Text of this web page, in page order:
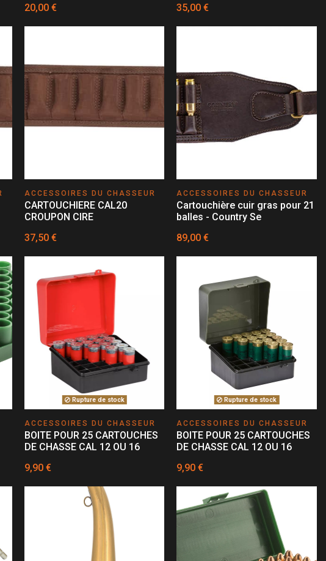
20,00 €
35,00 €
ACCESSOIRES DU CHASSEUR
CARTOUCHIERE CAL20
CROUPON CIRE
37,50 €
ACCESSOIRES DU CHASSEUR
Cartouchière cuir gras pour 21
balles - Country Se
89,00 €
Rupture de stock
ACCESSOIRES DU CHASSEUR
BOITE POUR 25 CARTOUCHES
DE CHASSE CAL 12 OU 16
9,90 €
Rupture de stock
ACCESSOIRES DU CHASSEUR
BOITE POUR 25 CARTOUCHES
DE CHASSE CAL 12 OU 16
9,90 €